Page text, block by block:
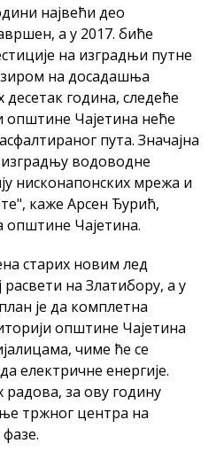
највећи део
а у 2017. биће
на изградњи путне
на досадашња
година, следеће
општине Чајетина неће
пута. Значајна
изградњу водоводне
нисконапонских мрежа и
каже Арсен Ђурић,
општине Чајетина.
старих новим лед
на Златибору, а у
је да комплетна
општине Чајетина
чиме ће се
електричне енергије.
за ову годину
тржног центра на